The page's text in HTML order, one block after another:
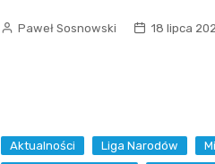
Paweł Sosnowski 18 lipca
Aktualności Liga Narodów